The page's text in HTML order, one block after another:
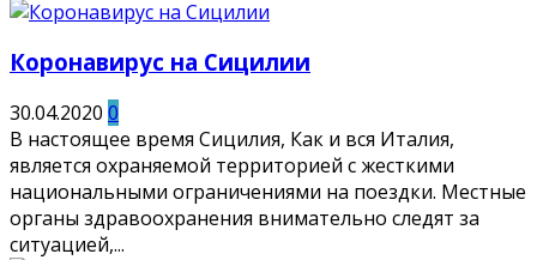
Коронавирус на Сицилии
30.04.2020 0
В настоящее время Сицилия, Как и вся Италия,
является охраняемой территорией с жесткими
национальными ограничениями на поездки. Местные
органы здравоохранения внимательно следят за
ситуацией,...